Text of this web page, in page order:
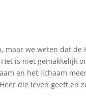
we weten dat
is niet gemakkelijk
en het lichaam
die leven geeft